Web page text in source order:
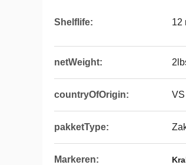
Shelflife: 12
netWeight:
countryOfOrigin: VS
pakketType:
Markeren: